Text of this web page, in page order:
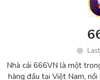
Nhà cái 666VN là một
hàng đầu tại Việt Nam,